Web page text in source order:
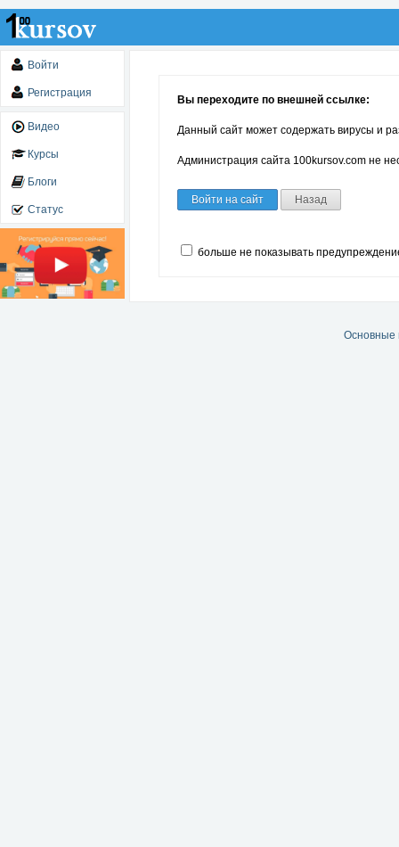
Войти
Регистрация
Видео
Курсы
Блоги
Статус
Вы переходите по внешней ссылке:
Данный сайт может содержать вирусы и
Администрация сайта 100kursov.com не
Войти на сайт Назад
больше не показывать
Основные